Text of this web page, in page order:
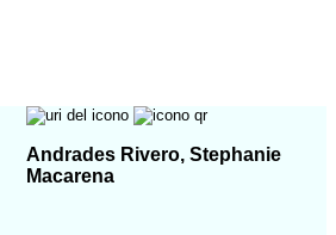
Andrades Rivero, Stephanie
Macarena